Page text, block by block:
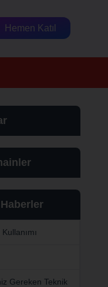
Hemen Katıl
Gereken Teknik